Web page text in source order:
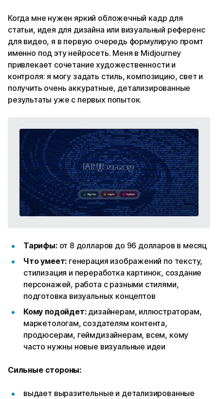
Когда мне нужен яркий обложечный кадр для
статьи, идея для дизайна или визуальный референс
для видео, я в первую очередь формулирую промт
именно под эту нейросеть. Меня в Midjourney
привлекает сочетание художественности и
контроля: я могу задать стиль, композицию, свет и
получить очень аккуратные, детализированные
результаты уже с первых попыток.
Тарифы:от 8 долларов до 96 долларов в месяц
Что умеет: генерация изображений по тексту,
стилизация и переработка картинок, создание
персонажей, работа с разными стилями,
подготовка визуальных концептов
Кому подойдет: дизайнерам, иллюстраторам,
маркетологам, создателям контента,
продюсерам, геймдизайнерам, всем, кому
часто нужны новые визуальные идеи
Сильные стороны:
выдает выразительные и детализированные